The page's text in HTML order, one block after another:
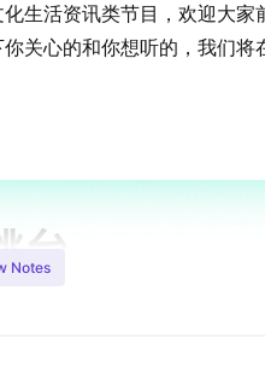
生活资讯类节目，欢迎大家
关心的和你想听的，我们将
Notes